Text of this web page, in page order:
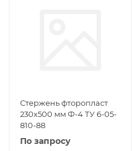
Стержень фторопласт
230х500 мм Ф-4 ТУ 6-05-
810-88
По запросу